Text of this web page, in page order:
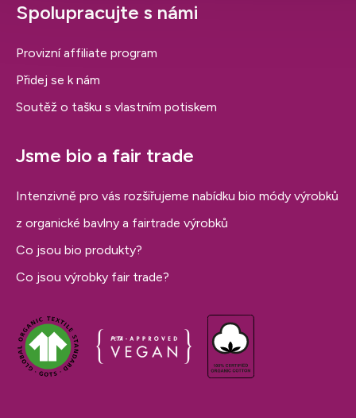
Spolupracujte s námi
Provizní affiliate program
Přidej se k nám
Soutěž o tašku s vlastním potiskem
Jsme bio a fair trade
Intenzivně pro vás rozšiřujeme nabídku bio módy výrobků
z organické bavlny a fairtrade výrobků
Co jsou bio produkty?
Co jsou výrobky fair trade?